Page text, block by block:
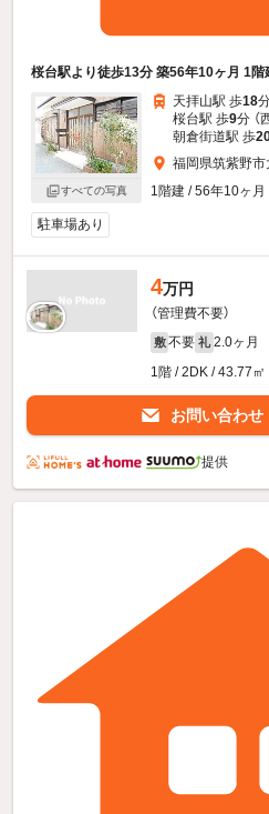
桜台駅より徒歩13分 築56年10ヶ月 1階
すべての写真
天拝山駅 歩18
桜台駅 歩9分 （
朝倉街道駅 歩
福岡県筑紫野
1階建 / 56年10ヶ月
駐車場あり
4万円
（管理費不要）
敷 不要 礼 2.0ヶ月
1階 / 2DK / 43.77㎡
お問い合わせ
提供